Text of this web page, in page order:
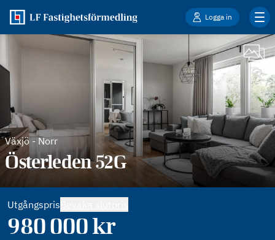
Logga in
Växjö-Norr
Österleden 52G
Utgångspris
980 000kr